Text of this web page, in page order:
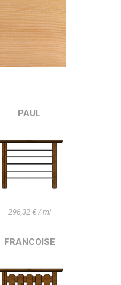
PAUL
296,32 € / ml
FRANCOISE